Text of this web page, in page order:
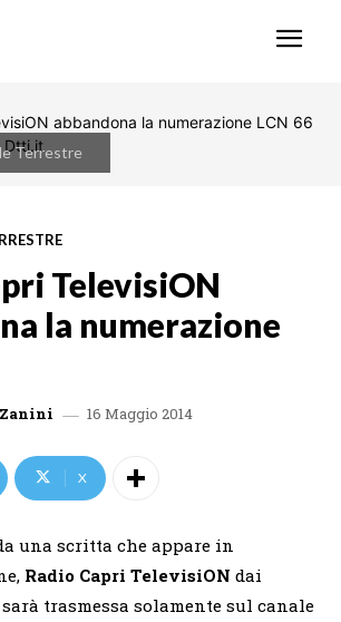
Terrestre
TelevisiON
la numerazione
16 Maggio 2014
X
una scritta che appare in
Radio Capri TelevisiON dai
trasmessa solamente sul canale